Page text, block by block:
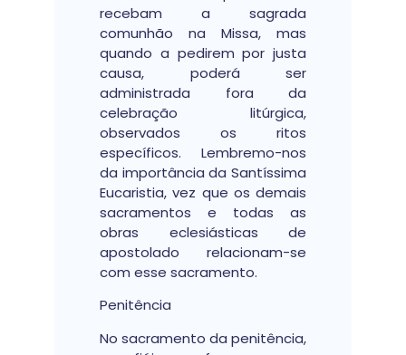
recebam a sagrada
comunhão na Missa, mas
quando a pedirem por justa
causa, poderá ser
administrada fora da
celebração litúrgica,
observados os ritos
específicos. Lembremo-nos
da importância da Santíssima
Eucaristia, vez que os demais
sacramentos e todas as
obras eclesiásticas de
apostolado relacionam-se
com esse sacramento.
Penitência
No sacramento da penitência,